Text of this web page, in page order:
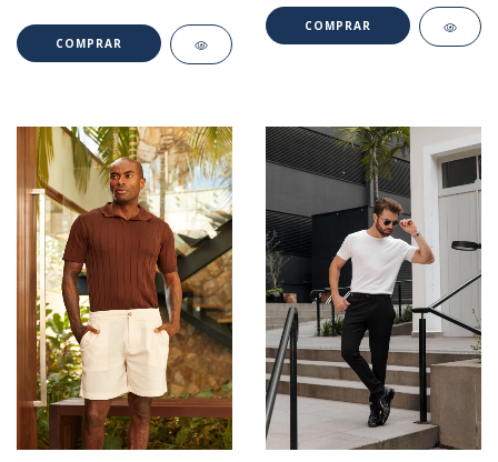
COMPRAR
COMPRAR